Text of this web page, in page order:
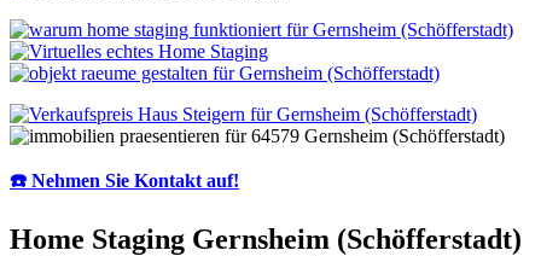
☎️ Nehmen Sie Kontakt auf!
Home Staging Gernsheim (Schöfferstadt)